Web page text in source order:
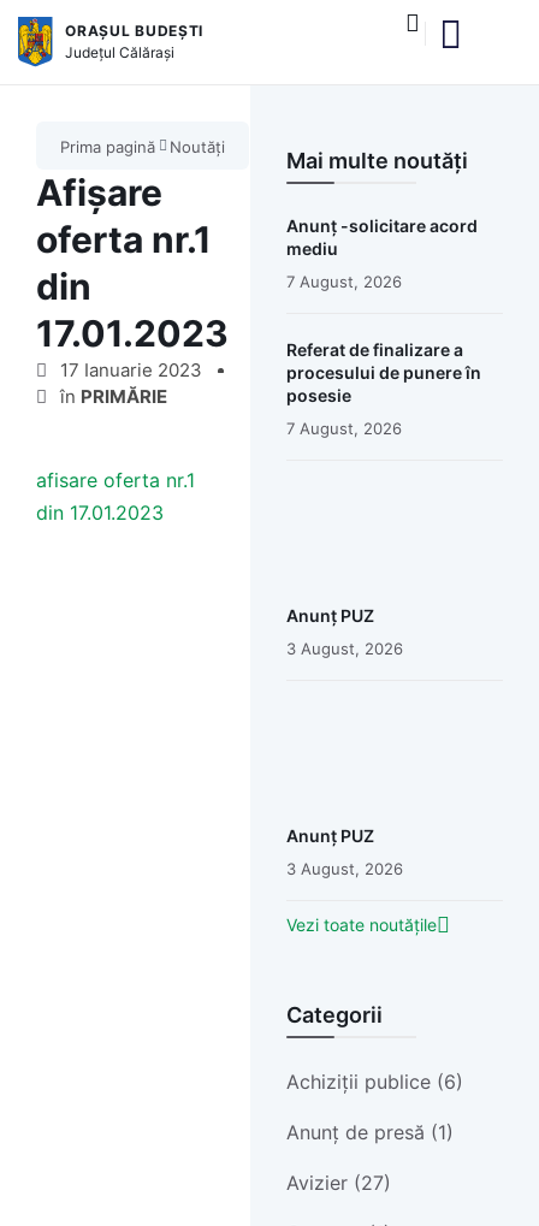
ORAȘUL BUDEȘTI
JudețulCălărași
Prima pagină Noutăți
Afișare
oferta nr.1
din
17.01.2023
17 Ianuarie 2023
în PRIMĂRIE
afisare oferta nr.1
din 17.01.2023
Mai multe noutăți
Anunț -solicitare acord
mediu
7 August, 2026
Referat de finalizare a
procesului de punere în
posesie
7 August, 2026
Anunț PUZ
3 August, 2026
Anunț PUZ
3 August, 2026
Vezi toate noutățile
Categorii
Achiziții publice (6)
Anunț de presă (1)
Avizier (27)